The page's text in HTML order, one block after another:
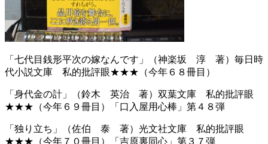
「七代目銭形平次の嫁なんです」（神楽坂 淳 著）毎日時
代小説文庫 私的批評眼★★★（今年６８冊目）
「身代金の計」（鈴木 英治 著）双葉文庫 私的批評眼
★★★（今年６９冊目）「口入屋用心棒」第４８弾
「独り立ち」（佐伯 泰 著）光文社文庫 私的批評眼
★★★（今年７０冊目）「吉原裏同心」第３７弾